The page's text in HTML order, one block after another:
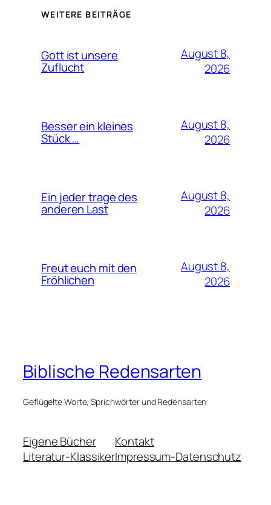
WEITERE BEITRÄGE
Gott ist unsere
Zuflucht
August 8,
2026
Besser ein kleines
Stück …
August 8,
2026
Ein jeder trage des
anderen Last
August 8,
2026
Freut euch mit den
Fröhlichen
August 8,
2026
Biblische Redensarten
Geflügelte Worte, Sprichwörter und Redensarten
Eigene Bücher
Literatur-Klassiker
Kontakt
Impressum-Datenschutz